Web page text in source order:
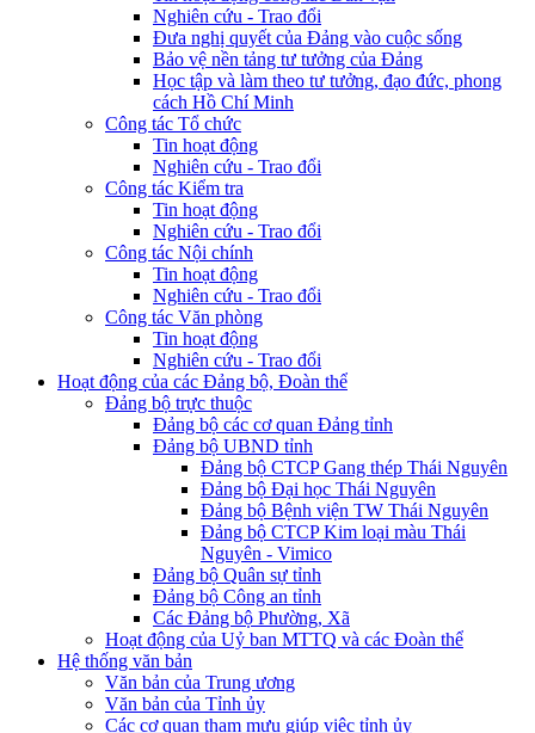
Nghiên cứu - Trao đổi
Đưa nghị quyết của Đảng vào cuộc sống
Bảo vệ nền tảng tư tưởng của Đảng
Học tập và làm theo tư tưởng, đạo đức, phong
cách Hồ Chí Minh
Công tác Tổ chức
Tin hoạt động
Nghiên cứu - Trao đổi
Công tác Kiểm tra
Tin hoạt động
Nghiên cứu - Trao đổi
Công tác Nội chính
Tin hoạt động
Nghiên cứu - Trao đổi
Công tác Văn phòng
Tin hoạt động
Nghiên cứu - Trao đổi
Hoạt động của các Đảng bộ, Đoàn thể
Đảng bộ trực thuộc
Đảng bộ các cơ quan Đảng tỉnh
Đảng bộ UBND tỉnh
Đảng bộ CTCP Gang thép Thái Nguyên
Đảng bộ Đại học Thái Nguyên
Đảng bộ Bệnh viện TW Thái Nguyên
Đảng bộ CTCP Kim loại màu Thái
Nguyên - Vimico
Đảng bộ Quân sự tỉnh
Đảng bộ Công an tỉnh
Các Đảng bộ Phường, Xã
Hoạt động của Uỷ ban MTTQ và các Đoàn thể
Hệ thống văn bản
Văn bản của Trung ương
Văn bản của Tỉnh ủy
Các cơ quan tham mưu giúp việc tỉnh ủy